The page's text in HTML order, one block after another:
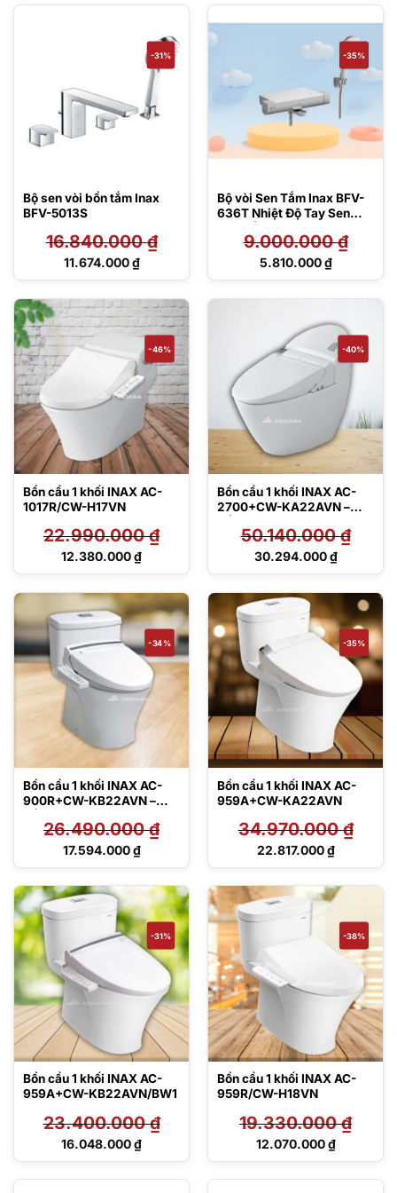
-31%
Bộ sen vòi bồn tắm Inax
BFV-5013S
16.840.000₫
Giá
16.840.000 ₫.
11.674.000₫
Giá
tại
là:
11.674.000 ₫.
-35%
Bộ vòi Sen Tắm Inax BFV-
636T Nhiệt Độ Tay Sen
9.000.000₫
Giá
5.810.000₫
Giá
5.810.000 ₫.
-46%
Bồn cầu 1 khối INAX AC-
1017R/CW-H17VN
22.990.000₫
Giá
22.990.000 ₫.
12.380.000₫
Giá
tại
là:
12.380.000 ₫.
-40%
Bồn cầu 1 khối INAX AC-
2700+CW-KA22AVN –
50.140.000₫
Giá
50.140.000 ₫.
30.294.000₫
Giá
tại
là:
30.294.000 ₫.
-34%
Bồn cầu 1 khối INAX AC-
900R+CW-KB22AVN –
26.490.000₫
Giá
26.490.000 ₫.
17.594.000₫
Giá
tại
17.594.000 ₫.
-35%
Bồn cầu 1 khối INAX AC-
959A+CW-KA22AVN
34.970.000₫
Giá
34.970.000 ₫.
22.817.000₫
Giá
22.817.000 ₫.
-31%
Bồn cầu 1 khối INAX AC-
959A+CW-KB22AVN/BW1
23.400.000₫
Giá
23.400.000 ₫.
16.048.000₫
Giá
-38%
Bồn cầu 1 khối INAX AC-
959R/CW-H18VN
19.330.000₫
Giá
19.330.000 ₫.
12.070.000₫
Giá